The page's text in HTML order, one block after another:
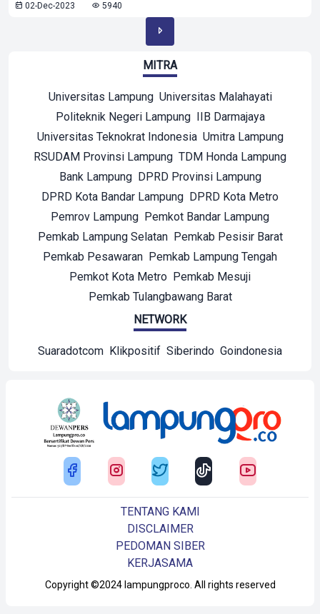
02-Dec-2023 5940
MITRA
Universitas Lampung Universitas Malahayati
Politeknik Negeri Lampung IIB Darmajaya
Universitas Teknokrat Indonesia Umitra Lampung
RSUDAM Provinsi Lampung TDM Honda Lampung
Bank Lampung DPRD Provinsi Lampung
DPRD Kota Bandar Lampung DPRD Kota Metro
Pemrov Lampung Pemkot Bandar Lampung
Pemkab Lampung Selatan Pemkab Pesisir Barat
Pemkab Pesawaran Pemkab Lampung Tengah
Pemkot Kota Metro Pemkab Mesuji
Pemkab Tulangbawang Barat
NETWORK
Suaradotcom Klikpositif Siberindo Goindonesia
Copyright ©2024 lampungproco. All rights reserved
TENTANG KAMI
DISCLAIMER
PEDOMAN SIBER
KERJASAMA